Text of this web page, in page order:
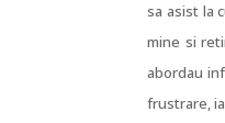
sa asist la
mine si
abordau
frustrare,